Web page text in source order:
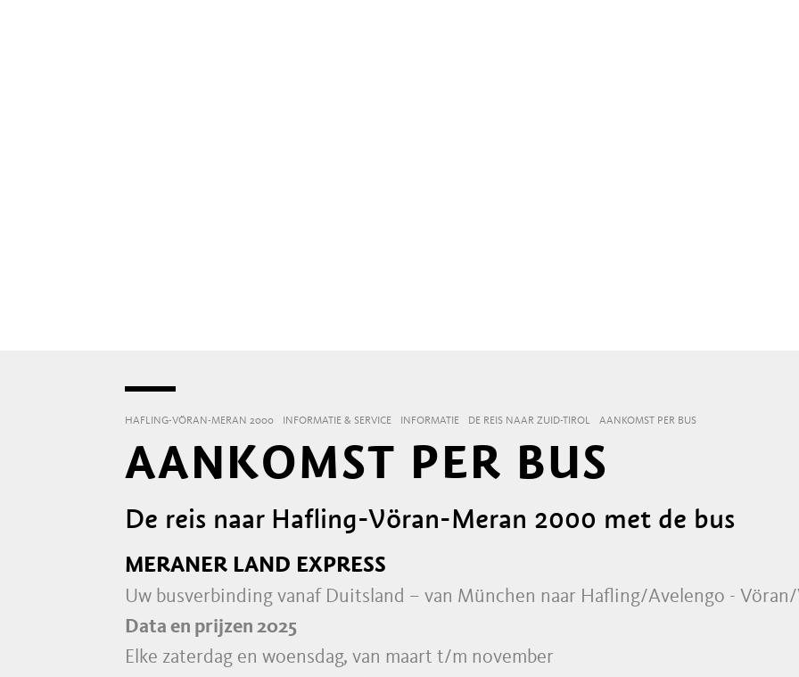
HAFLING-VÖRAN-MERAN 2000 INFORMATIE & SERVICE INFORMATIE DE REIS NAAR ZUID-TIROL AANKOMST PER BUS
AANKOMST PER BUS
De reis naar Hafling-Vöran-Meran 2000 met de bus
MERANER LAND EXPRESS
Uw busverbinding vanaf Duitsland – van München naar Hafling/Avelengo -
Data en prijzen 2025
Elke zaterdag en woensdag, van maart t/m november